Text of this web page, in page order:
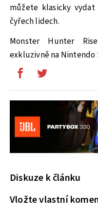
můžete klasicky
čyřech lidech.
Monster Hunter
exkluzivně na Nintendo
Diskuze k článku
Vložte vlastní